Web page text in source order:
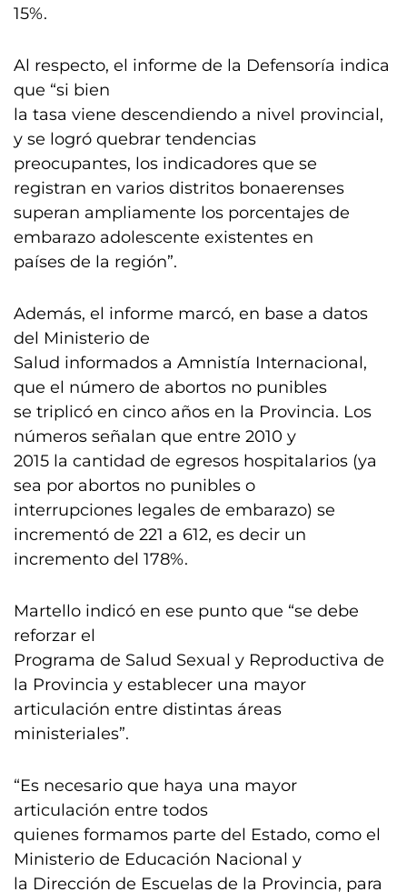
15%.
Al respecto, el informe de la Defensoría indica
que “si bien
la tasa viene descendiendo a nivel provincial,
y se logró quebrar tendencias
preocupantes, los indicadores que se
registran en varios distritos bonaerenses
superan ampliamente los porcentajes de
embarazo adolescente existentes en
países de la región”.
Además, el informe marcó, en base a datos
del Ministerio de
Salud informados a Amnistía Internacional,
que el número de abortos no punibles
se triplicó en cinco años en la Provincia. Los
números señalan que entre 2010 y
2015 la cantidad de egresos hospitalarios (ya
sea por abortos no punibles o
interrupciones legales de embarazo) se
incrementó de 221 a 612, es decir un
incremento del 178%.
Martello indicó en ese punto que “se debe
reforzar el
Programa de Salud Sexual y Reproductiva de
la Provincia y establecer una mayor
articulación entre distintas áreas
ministeriales”.
“Es necesario que haya una mayor
articulación entre todos
quienes formamos parte del Estado, como el
Ministerio de Educación Nacional y
la Dirección de Escuelas de la Provincia, para